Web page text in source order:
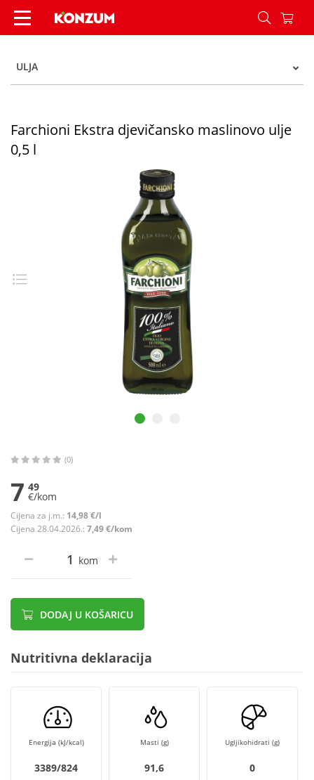
Farchioni Ekstra djevičansko maslinovo ulje 0,5 l
ULJA
Farchioni Ekstra djevičansko maslinovo ulje
0,5 l
(0)
7 49
€/kom
Cijena za j.m.: 14,98 €/l
Cijena 28.04.2026.: 7,49 €/kom
kom
DODAJ U KOŠARICU
Nutritivna deklaracija
Energija (kJ/kcal)
3389/824
Masti (g)
91,6
Ugljikohidrati (g)
0